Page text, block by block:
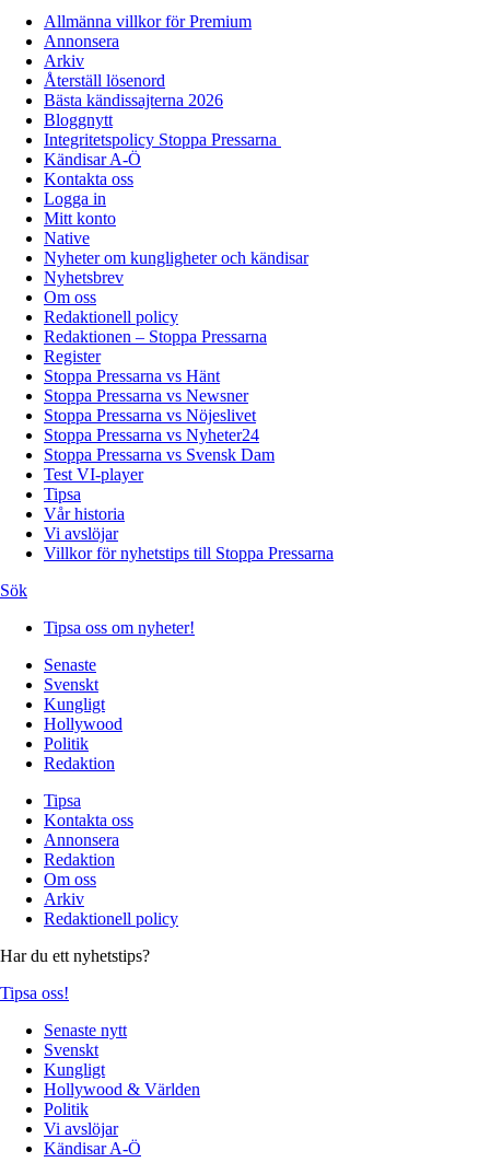
Allmänna villkor för Premium
Annonsera
Arkiv
Återställ lösenord
Bästa kändissajterna 2026
Bloggnytt
Integritetspolicy Stoppa Pressarna
Kändisar A-Ö
Kontakta oss
Logga in
Mitt konto
Native
Nyheter om kungligheter och kändisar
Nyhetsbrev
Om oss
Redaktionell policy
Redaktionen – Stoppa Pressarna
Register
Stoppa Pressarna vs Hänt
Stoppa Pressarna vs Newsner
Stoppa Pressarna vs Nöjeslivet
Stoppa Pressarna vs Nyheter24
Stoppa Pressarna vs Svensk Dam
Test VI-player
Tipsa
Vår historia
Vi avslöjar
Villkor för nyhetstips till Stoppa Pressarna
Sök
Tipsa oss om nyheter!
Senaste
Svenskt
Kungligt
Hollywood
Politik
Redaktion
Tipsa
Kontakta oss
Annonsera
Redaktion
Om oss
Arkiv
Redaktionell policy
Har du ett nyhetstips?
Tipsa oss!
Senaste nytt
Svenskt
Kungligt
Hollywood & Världen
Politik
Vi avslöjar
Kändisar A-Ö